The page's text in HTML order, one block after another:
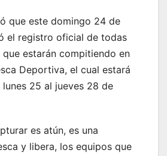
que este domingo 24 de
el registro oficial de todas
estarán compitiendo en
Deportiva, el cual estará
25 al jueves 28 de
es atún, es una
y libera, los equipos que